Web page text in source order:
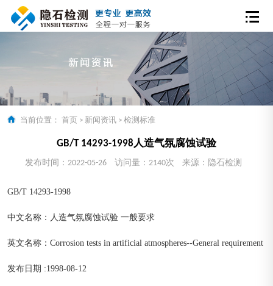
当前位置： 首页 > 新闻资讯 > 检测标准
GB/T 14293-1998人造气氛腐蚀试验
发布时间：2022-05-26 访问量：2140次 来源：隐石检测
GB/T 14293-1998
中文名称：人造气氛腐蚀试验 一般要求
英文名称：Corrosion tests in artificial atmospheres--General requirement
发布日期 :1998-08-12